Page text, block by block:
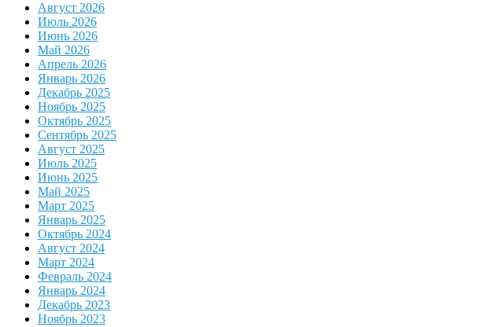
Август 2026
Июль 2026
Июнь 2026
Май 2026
Апрель 2026
Январь 2026
Декабрь 2025
Ноябрь 2025
Октябрь 2025
Сентябрь 2025
Август 2025
Июль 2025
Июнь 2025
Май 2025
Март 2025
Январь 2025
Октябрь 2024
Август 2024
Март 2024
Февраль 2024
Январь 2024
Декабрь 2023
Ноябрь 2023